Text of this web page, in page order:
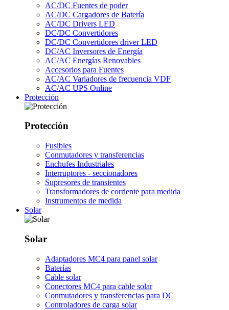
AC/DC Fuentes de poder
AC/DC Cargadores de Batería
AC/DC Drivers LED
DC/DC Convertidores
DC/DC Convertidores driver LED
DC/AC Inversores de Energía
AC/AC Energías Renovables
Accesorios para Fuentes
AC/AC Variadores de frecuencia VDF
AC/AC UPS Online
Protección
Protección
Fusibles
Conmutadores y transferencias
Enchufes Industriales
Interruptores - seccionadores
Supresores de transientes
Transformadores de corriente para medida
Instrumentos de medida
Solar
Solar
Adaptadores MC4 para panel solar
Baterías
Cable solar
Conectores MC4 para cable solar
Conmutadores y transferencias para DC
Controladores de carga solar